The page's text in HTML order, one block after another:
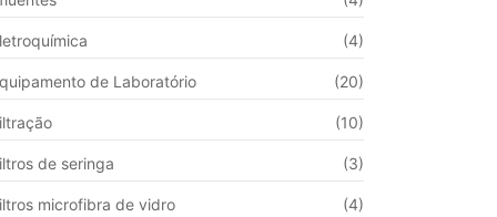
(4)
de Laboratório (20)
(10)
de seringa (3)
microfibra de vidro (4)